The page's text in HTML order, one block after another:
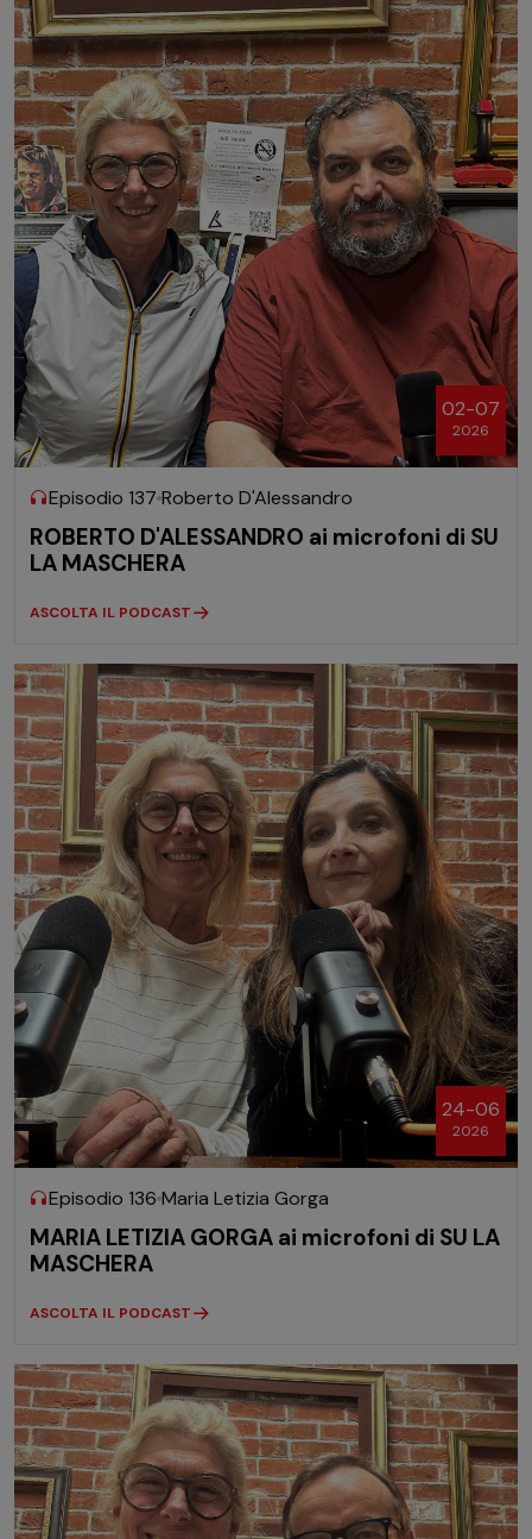
02-07
2026
Episodio 137 Roberto D'Alessandro
ROBERTO D'ALESSANDRO ai microfoni di SU
LA MASCHERA
ASCOLTA IL PODCAST
24-06
2026
Episodio 136 Maria Letizia Gorga
MARIA LETIZIA GORGA ai microfoni di SU LA
MASCHERA
ASCOLTA IL PODCAST